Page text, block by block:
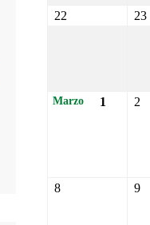
22 23
Marzo 1 2
8 9